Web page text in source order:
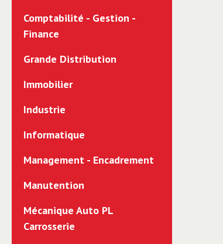
Comptabilité - Gestion -
Finance
Grande Distribution
Immobilier
Industrie
Informatique
Management - Encadrement
Manutention
Mécanique Auto PL
Carrosserie